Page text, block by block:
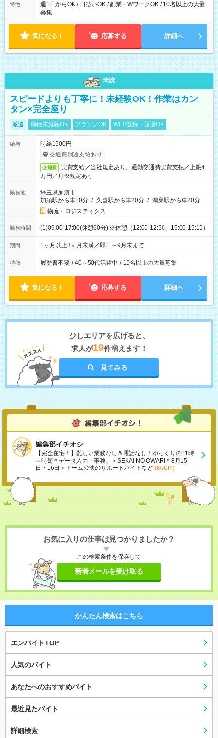
特徴
週1日からOK / 日払いOK / 副業・WワークOK / 10名以上の大量
募集
気になる！ 応募する 詳細へ
未読
スピードよりも丁寧に！未経験OK！作業はカン
タン×完全座り
派遣 職種未経験OK ブランクOK WEB登録・面接OK
給与
時給1500円
交通費別途支給あり
交通費
実費支給／当社規定あり。通勤交通費実費支払／上限4
万円／月※規定あり
勤務地
埼玉県加須市
加須駅から車10分 / 久喜駅から車20分 / 鴻巣駅から車20分
物流・ロジスティクス
勤務時間 (1)09:00-17:00(休憩60分) ※休憩（12:00-12:50、15:00-15:10）
期間 1ヶ月以上3ヶ月未満／即日～9月末まで
特徴 履歴書不要 / 40～50代活躍中 / 10名以上の大量募集
気になる！ 応募する 詳細へ
少しエリアを広げると、
求人が19件増えます！
見てみる
編集部イチオシ
【完全在宅！】難しい業務なし＆電話なし！ゆっくりの11時
～時短＊データ入力・事務、＜SEKAI NO OWARI＊8月15
日・16日＞ドーム公演のサポートバイトなど (8/7UP!)
お気に入りの仕事は見つかりましたか？
この検索条件を保存して
新着メールを受け取る
かんたん検索はこちら
エンバイトTOP
人気のバイト
あなたへのおすすめバイト
最近見たバイト
詳細検索